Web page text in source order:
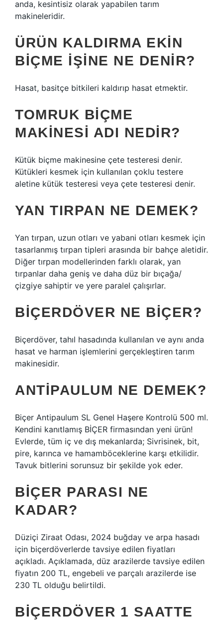
anda, kesintisiz olarak yapabilen tarım
makineleridir.
ÜRÜN KALDIRMA EKIN
BIÇME IŞINE NE DENIR?
Hasat, basitçe bitkileri kaldırıp hasat etmektir.
TOMRUK BIÇME
MAKINESI ADI NEDIR?
Kütük biçme makinesine çete testeresi denir.
Kütükleri kesmek için kullanılan çoklu testere
aletine kütük testeresi veya çete testeresi denir.
YAN TIRPAN NE DEMEK?
Yan tırpan, uzun otları ve yabani otları kesmek için
tasarlanmış tırpan tipleri arasında bir bahçe aletidir.
Diğer tırpan modellerinden farklı olarak, yan
tırpanlar daha geniş ve daha düz bir bıçağa/
çizgiye sahiptir ve yere paralel çalışırlar.
BIÇERDÖVER NE BIÇER?
Biçerdöver, tahıl hasadında kullanılan ve aynı anda
hasat ve harman işlemlerini gerçekleştiren tarım
makinesidir.
ANTIPAULUM NE DEMEK?
Biçer Antipaulum SL Genel Haşere Kontrolü 500 ml.
Kendini kanıtlamış BİÇER firmasından yeni ürün!
Evlerde, tüm iç ve dış mekanlarda; Sivrisinek, bit,
pire, karınca ve hamamböceklerine karşı etkilidir.
Tavuk bitlerini sorunsuz bir şekilde yok eder.
BIÇER PARASI NE
KADAR?
Düziçi Ziraat Odası, 2024 buğday ve arpa hasadı
için biçerdöverlerde tavsiye edilen fiyatları
açıkladı. Açıklamada, düz arazilerde tavsiye edilen
fiyatın 200 TL, engebeli ve parçalı arazilerde ise
230 TL olduğu belirtildi.
BIÇERDÖVER 1 SAATTE